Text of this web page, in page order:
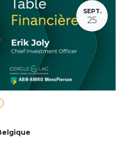
SEPT.
25